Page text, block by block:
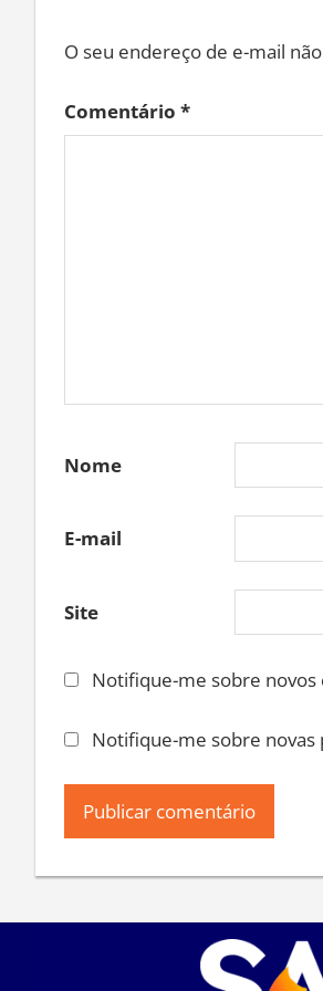
O seu endereço de e-mail
Comentário *
Nome
E-mail
Site
Notifique-me sobre
Notifique-me sobre novas